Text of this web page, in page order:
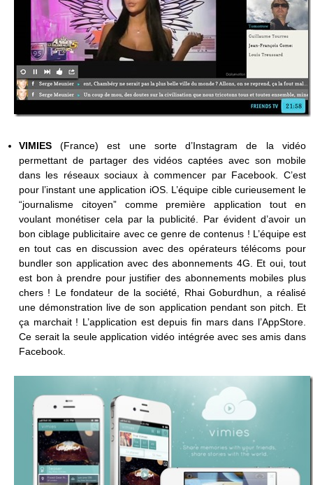
VIMIES(France) est une sorte d’Instagram de la vidéo
permettant de partager des vidéos captées avec son mobile
dans les réseaux sociaux à commencer par Facebook. C’est
pour l’instant une application iOS. L’équipe cible curieusement le
“journalisme citoyen” comme première application tout en
voulant monétiser cela par la publicité. Par évident d’avoir un
bon ciblage publicitaire avec ce genre de contenus ! L’équipe est
en tout cas en discussion avec des opérateurs télécoms pour
bundler son application avec des abonnements 4G. Et oui, tout
est bon à prendre pour justifier des abonnements mobiles plus
chers ! Le fondateur de la société, Rhai Goburdhun, a réalisé
une démonstration live de son application pendant son pitch. Et
ça marchait ! L’application est depuis fin mars dans l’AppStore.
Ce serait la seule application vidéo intégrée avec ses amis dans
Facebook.